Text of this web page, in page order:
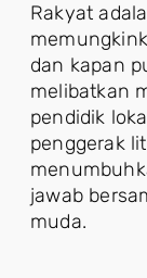
Rakyat
dan kapan
melibatkan
pendidik
penggerak
jawab
muda.